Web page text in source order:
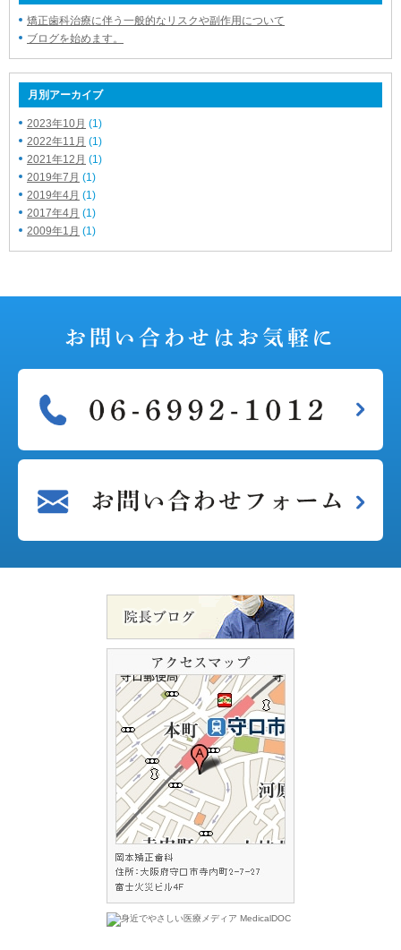
矯正歯科治療に伴う一般的なリスクや副作用について
ブログを始めます。
月別アーカイブ
2023年10月 (1)
2022年11月 (1)
2021年12月 (1)
2019年7月 (1)
2019年4月 (1)
2017年4月 (1)
2009年1月 (1)
お問い合わせは お気軽に